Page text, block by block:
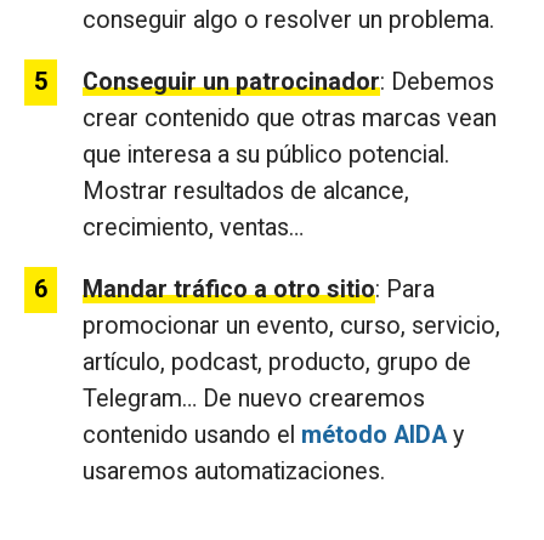
conseguir algo o resolver un problema.
Conseguir un patrocinador: Debemos
crear contenido que otras marcas vean
que interesa a su público potencial.
Mostrar resultados de alcance,
crecimiento, ventas…
Mandar tráfico a otro sitio: Para
promocionar un evento, curso, servicio,
artículo, podcast, producto, grupo de
Telegram… De nuevo crearemos
contenido usando el método AIDA y
usaremos automatizaciones.